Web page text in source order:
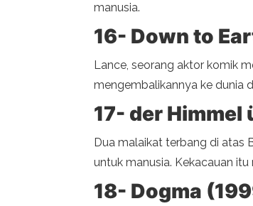
manusia.
16- Down to
Lance, seorang aktor komik
mengembalikannya ke dunia
17- der Himmel
Dua malaikat terbang di atas
untuk manusia. Kekacauan
18- Dogma